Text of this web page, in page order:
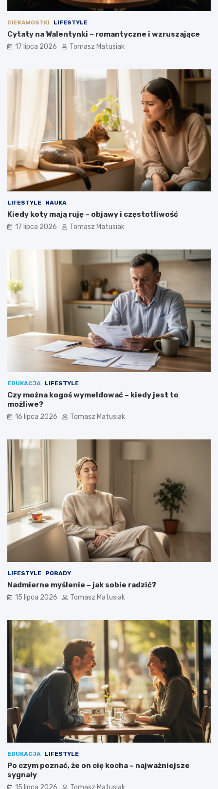
CIEKAWOSTKI LIFESTYLE
Cytaty na Walentynki – romantyczne i wzruszające
17 lipca 2026 Tomasz Matusiak
LIFESTYLE NAUKA
Kiedy koty mają ruję – objawy i częstotliwość
17 lipca 2026 Tomasz Matusiak
EDUKACJA LIFESTYLE
Czy można kogoś wymeldować – kiedy jest to
możliwe?
16 lipca 2026 Tomasz Matusiak
LIFESTYLE PORADY
Nadmierne myślenie – jak sobie radzić?
15 lipca 2026 Tomasz Matusiak
EDUKACJA LIFESTYLE
Po czym poznać, że on cię kocha – najważniejsze
sygnały
15 lipca 2026 Tomasz Matusiak